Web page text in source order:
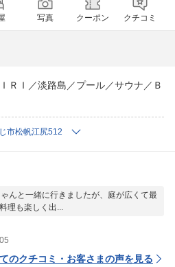
写真 クーポン クチコミ
ＲＩ／淡路島／プール／サウナ／Ｂ
市松帆江尻512
んと一緒に行きましたが、庭が広くて最
理も楽しく出...
のクチコミ・お客さまの声を見る